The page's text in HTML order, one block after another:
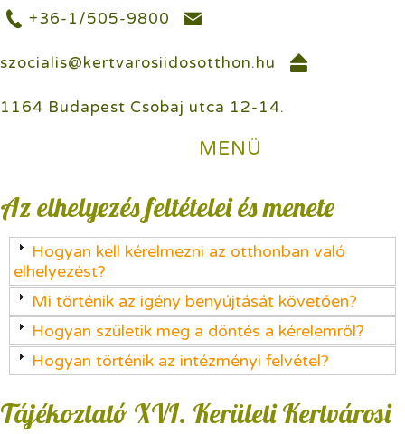
+36-1/505-9800
szocialis@kertvarosiidosotthon.hu
1164 Budapest Csobaj utca 12-14.
MENÜ
Az elhelyezés feltételei és menete
Hogyan kell kérelmezni az otthonban való
elhelyezést?
Mi történik az igény benyújtását követően?
Hogyan születik meg a döntés a kérelemről?
Hogyan történik az intézményi felvétel?
Tájékoztató XVI. Kerületi Kertvárosi